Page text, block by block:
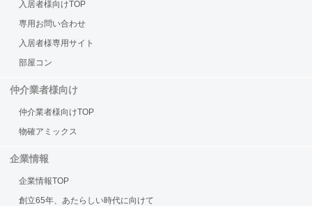
入居者様向けTOP
専用お問い合わせ
入居者様専用サイト
部屋コン
仲介業者様向け
仲介業者様向けTOP
物確アミックス
企業情報
企業情報TOP
創立65年、あたらしい時代に向けて